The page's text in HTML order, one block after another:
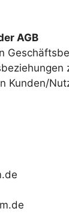
AGB
Kunden/